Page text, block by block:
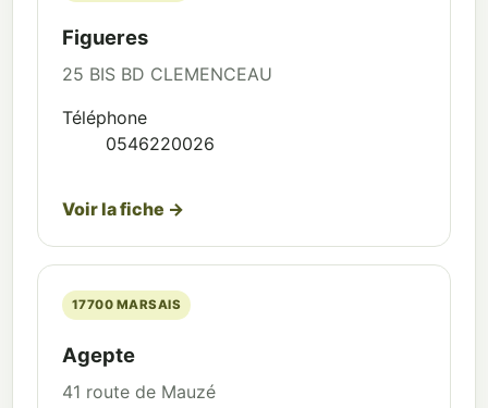
Figueres
25 BIS BD CLEMENCEAU
Téléphone
0546220026
Voir la fiche →
17700 MARSAIS
Agepte
41 route de Mauzé